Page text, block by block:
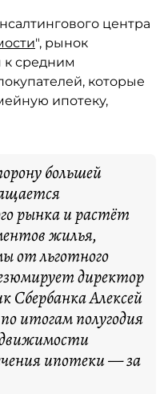
центра
", рынок
к средним
которые
ипотеку,
большей
рынка и растёт
жилья,
от льготного
директор
Алексей
итогам полугодия
ипотеки — за